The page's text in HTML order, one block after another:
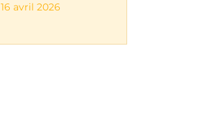
16 avril 2026